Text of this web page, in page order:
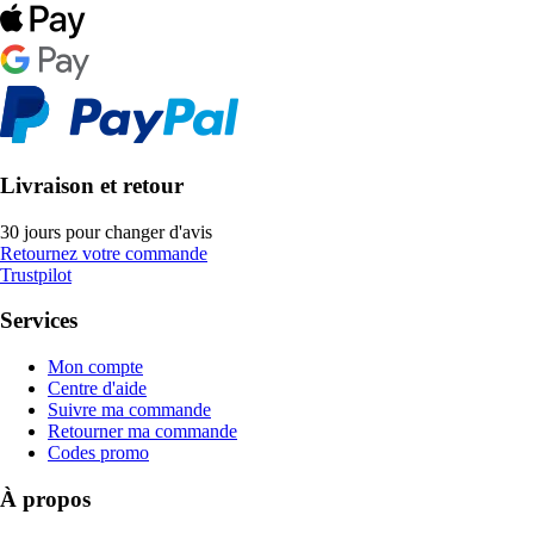
Livraison et retour
30 jours pour changer d'avis
Retournez votre commande
Trustpilot
Services
Mon compte
Centre d'aide
Suivre ma commande
Retourner ma commande
Codes promo
À propos